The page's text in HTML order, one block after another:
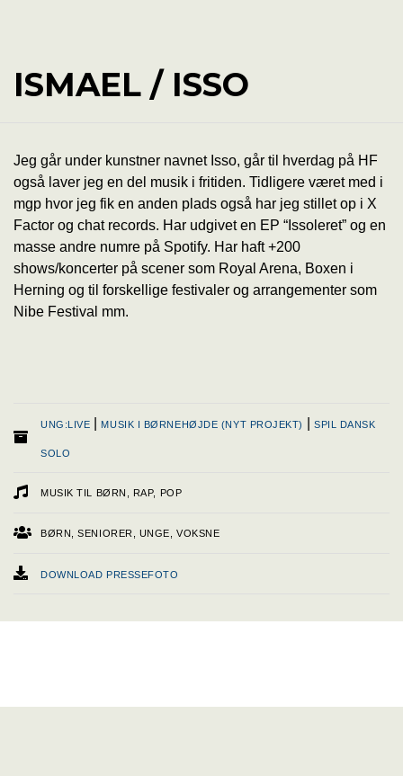
ISMAEL / ISSO
Jeg går under kunstner navnet Isso, går til hverdag på HF
også laver jeg en del musik i fritiden. Tidligere været med i
mgp hvor jeg fik en anden plads også har jeg stillet op i X
Factor og chat records. Har udgivet en EP “Issoleret” og en
masse andre numre på Spotify. Har haft +200
shows/koncerter på scener som Royal Arena, Boxen i
Herning og til forskellige festivaler og arrangementer som
Nibe Festival mm.
UNG:LIVE MUSIK I BØRNEHØJDE (NYT PROJEKT) |SPIL DANSK
SOLO
MUSIK TIL BØRN, RAP, POP
BØRN, SENIORER, UNGE, VOKSNE
DOWNLOAD PRESSEFOTO